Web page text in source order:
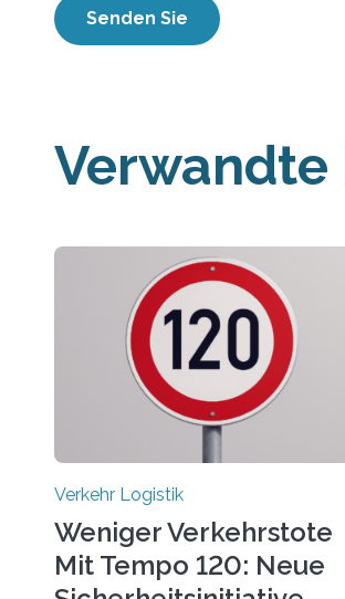
Verwandte
Verkehr Logistik
Weniger Verkehrstote
Mit Tempo 120: Neue